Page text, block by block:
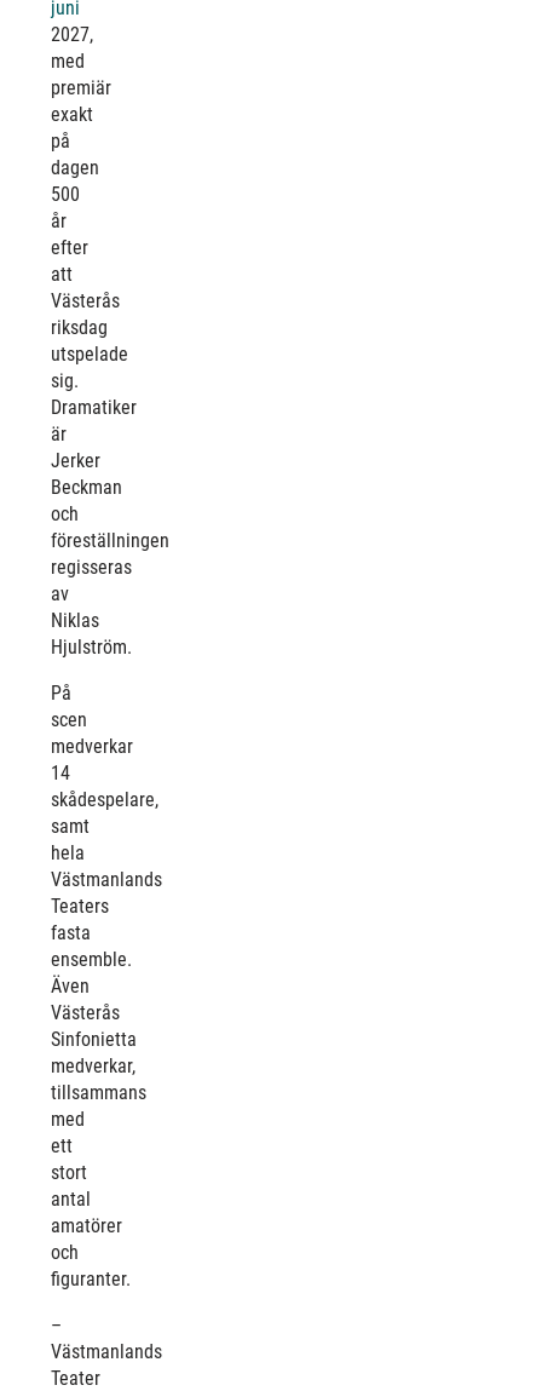
juni
2027,
med
premiär
exakt
på
dagen
500
år
efter
att
Västerås
riksdag
utspelade
sig.
Dramatiker
är
Jerker
Beckman
och
föreställningen
regisseras
av
Niklas
Hjulström.
På
scen
medverkar
14
skådespelare,
samt
hela
Västmanlands
Teaters
fasta
ensemble.
Även
Västerås
Sinfonietta
medverkar,
tillsammans
med
ett
stort
antal
amatörer
och
figuranter.
–
Västmanlands
Teater